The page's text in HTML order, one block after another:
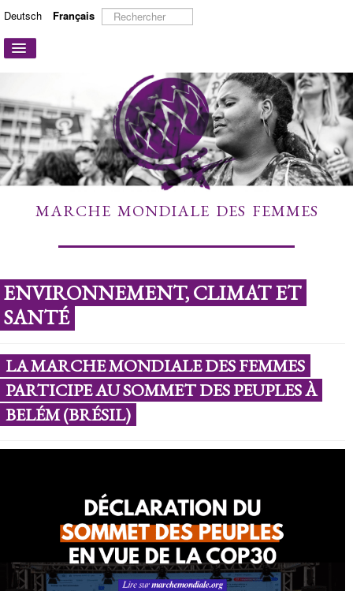
Deutsch Français Rechercher
Basculer
A PROPOS
ACTIONS ET CAMPAGNES
PARTICIPER
TÉMOIGNAGES
À DÉCOUVRIR
MARCHE MONDIALE DES FEMMES
ENVIRONNEMENT, CLIMAT ET
SANTÉ
LA MARCHE MONDIALE DES FEMMES
PARTICIPE AU SOMMET DES PEUPLES À
BELÉM (BRÉSIL)